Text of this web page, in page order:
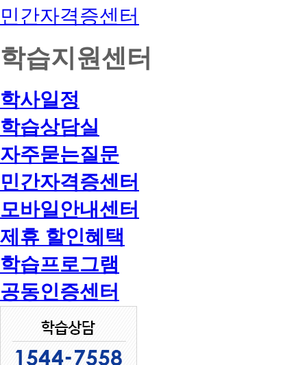
민간자격증센터
학습지원센터
학사일정
학습상담실
자주묻는질문
민간자격증센터
모바일안내센터
제휴 할인혜택
학습프로그램
공동인증센터